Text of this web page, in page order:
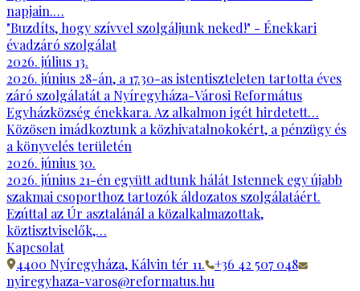
napjain.…
"Buzdíts, hogy szívvel szolgáljunk neked!" - Énekkari
évadzáró szolgálat
2026. július 13.
2026. június 28-án, a 17.30-as istentiszteleten tartotta éves
záró szolgálatát a Nyíregyháza-Városi Református
Egyházközség énekkara. Az alkalmon igét hirdetett…
Közösen imádkoztunk a közhivatalnokokért, a pénzügy és
a könyvelés területén
2026. június 30.
2026. június 21-én együtt adtunk hálát Istennek egy újabb
szakmai csoporthoz tartozók áldozatos szolgálatáért.
Ezúttal az Úr asztalánál a közalkalmazottak,
köztisztviselők,…
Kapcsolat
4400 Nyíregyháza, Kálvin tér 11.
+36 42 507 048
nyiregyhaza-varos@reformatus.hu